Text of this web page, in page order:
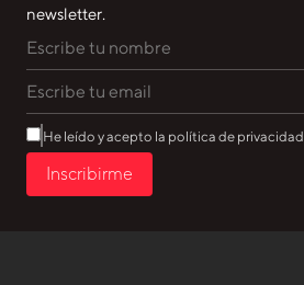
newsletter.
He leído y acepto la política de privacidad
Inscribirme